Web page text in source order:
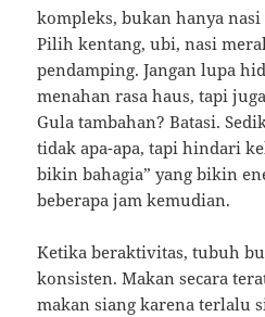
kompleks, bukan hanya
Pilih kentang, ubi, nasi
pendamping. Jangan lupa
menahan rasa haus, tapi
Gula tambahan? Batasi.
tidak apa-apa, tapi hindari
bikin bahagia” yang bikin
beberapa jam kemudian.
Ketika beraktivitas, tubuh
konsisten. Makan secara
makan siang karena terlalu